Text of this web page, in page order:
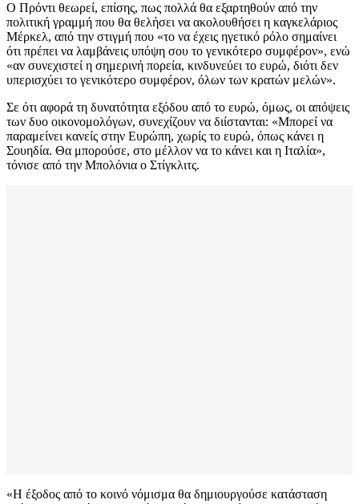
Ο Πρόντι θεωρεί, επίσης, πως πολλά θα εξαρτηθούν από την
πολιτική γραμμή που θα θελήσει να ακολουθήσει η καγκελάριος
Μέρκελ, από την στιγμή που «το να έχεις ηγετικό ρόλο σημαίνει
ότι πρέπει να λαμβάνεις υπόψη σου το γενικότερο συμφέρον», ενώ
«αν συνεχιστεί η σημερινή πορεία, κινδυνεύει το ευρώ, διότι δεν
υπερισχύει το γενικότερο συμφέρον, όλων των κρατών μελών».
Σε ότι αφορά τη δυνατότητα εξόδου από το ευρώ, όμως, οι απόψεις
των δυο οικονομολόγων, συνεχίζουν να διίστανται: «Μπορεί να
παραμείνει κανείς στην Ευρώπη, χωρίς το ευρώ, όπως κάνει η
Σουηδία. Θα μπορούσε, στο μέλλον να το κάνει και η Ιταλία»,
τόνισε από την Μπολόνια ο Στίγκλιτς.
«Η έξοδος από το κοινό νόμισμα θα δημιουργούσε κατάσταση